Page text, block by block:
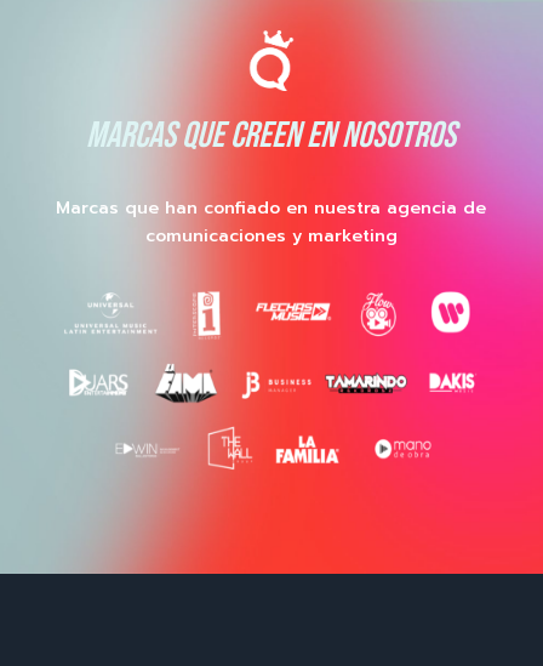
MARCAS QUE CREEN EN NOSOTROS
Marcas que han confiado en nuestra agencia de
comunicaciones y marketing